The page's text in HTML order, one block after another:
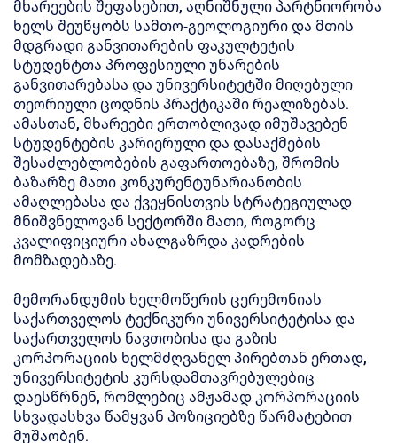
მხარეების შეფასებით, აღნიშნული პარტნიორობა
ხელს შეუწყობს სამთო-გეოლოგიური და მთის
მდგრადი განვითარების ფაკულტეტის
სტუდენტთა პროფესიული უნარების
განვითარებასა და უნივერსიტეტში მიღებული
თეორიული ცოდნის პრაქტიკაში რეალიზებას.
ამასთან, მხარეები ერთობლივად იმუშავებენ
სტუდენტების კარიერული და დასაქმების
შესაძლებლობების გაფართოებაზე, შრომის
ბაზარზე მათი კონკურენტუნარიანობის
ამაღლებასა და ქვეყნისთვის სტრატეგიულად
მნიშვნელოვან სექტორში მათი, როგორც
კვალიფიციური ახალგაზრდა კადრების
მომზადებაზე.
მემორანდუმის ხელმოწერის ცერემონიას
საქართველოს ტექნიკური უნივერსიტეტისა და
საქართველოს ნავთობისა და გაზის
კორპორაციის ხელმძღვანელ პირებთან ერთად,
უნივერსიტეტის კურსდამთავრებულებიც
დაესწრნენ, რომლებიც ამჟამად კორპორაციის
სხვადასხვა წამყვან პოზიციებზე წარმატებით
მუშაობენ.